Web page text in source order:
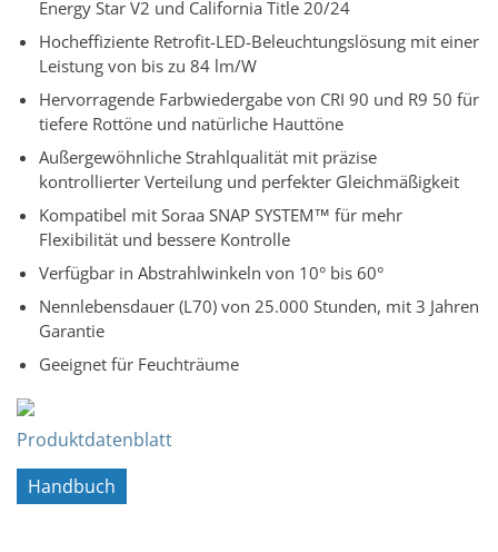
Energy Star V2 und California Title 20/24
Hocheffiziente Retrofit-LED-Beleuchtungslösung mit einer
Leistung von bis zu 84 lm/W
Hervorragende Farbwiedergabe von CRI 90 und R9 50 für
tiefere Rottöne und natürliche Hauttöne
Außergewöhnliche Strahlqualität mit präzise
kontrollierter Verteilung und perfekter Gleichmäßigkeit
Kompatibel mit Soraa SNAP SYSTEM™ für mehr
Flexibilität und bessere Kontrolle
Verfügbar in Abstrahlwinkeln von 10° bis 60°
Nennlebensdauer (L70) von 25.000 Stunden, mit 3 Jahren
Garantie
Geeignet für Feuchträume
Produktdatenblatt
Handbuch